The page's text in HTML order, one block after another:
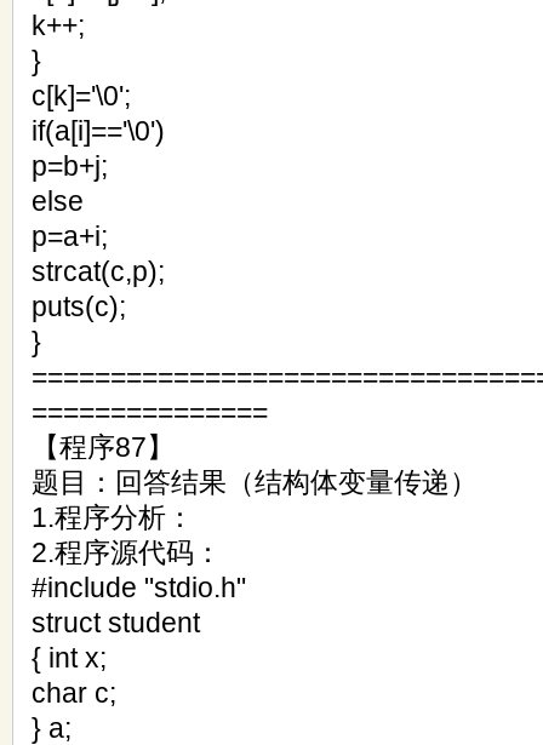
k++;
}
c[k]='\0';
if(a[i]=='\0')
p=b+j;
else
p=a+i;
strcat(c,p);
puts(c);
}
===============
【程序87】
题目：回答结果（结构体变量传递）
1.程序分析：
2.程序源代码：
#include "stdio.h"
struct student
{ int x;
char c;
} a;